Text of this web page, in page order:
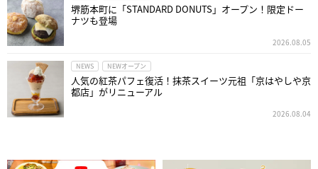
堺筋本町に「STANDARD DONUTS」オープン！限定ドー
ナツも登場
2026.08.05
NEWS NEWオープン
人気の紅茶パフェ復活！抹茶スイーツ元祖「京はやしや京
都店」がリニューアル
2026.08.04